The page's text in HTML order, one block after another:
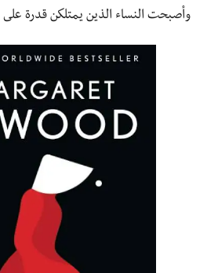
وأصبحت النساء الذين يمتلكن قدرة على